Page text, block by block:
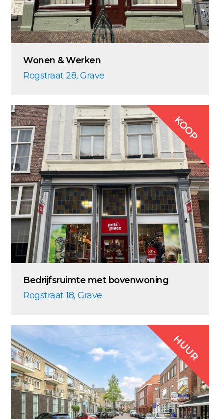
Wonen & Werken
Rogstraat 28, Grave
Bedrijfsruimte met bovenwoning
Rogstraat 18, Grave
KOOP
HUUR